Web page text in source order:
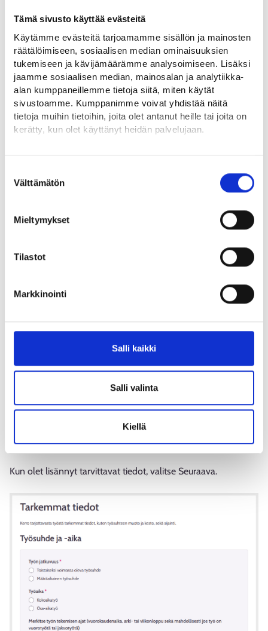
Tämä sivusto käyttää evästeitä
Käytämme evästeitä tarjoamamme sisällön ja mainosten
räätälöimiseen, sosiaalisen median ominaisuuksien
tukemiseen ja kävijämäärämme analysoimiseen. Lisäksi
jaamme sosiaalisen median, mainosalan ja analytiikka-
alan kumppaneillemme tietoja siitä, miten käytät
sivustoamme. Kumppanimme voivat yhdistää näitä
tietoja muihin tietoihin, joita olet antanut heille tai joita on
kerätty, kun olet käyttänyt heidän palvelujaan.
Löydät tietoa evästeiden käyttötarkoituksista
Lue tarkemmin
valinta
Välttämätön
Mieltymykset
Tilastot
Markkinointi
Salli kaikki
Salli valinta
Kiellä
tarvittaessa lisätietoja.
Jos työssä vaaditaan ajokortteja, valitse ne ja kirjoita
tarvittaessa lisätietoja.
Valitse, tarvitaanko tehtävässä rikosrekisteriote lasten,
iäkkäiden tai vammaisten kanssa työskentelyä varten.
Kun olet lisännyt tarvittavat tiedot, valitse Seuraava.
Tarkemmat tiedot –sivulla voit ilmoittaa työsuhteen muodon
ja keston, palkkaukseen liittyvät tiedot ja työpaikan sijainnin.
Kun olet lisännyt tarvittavat tiedot, valitse Seuraava.